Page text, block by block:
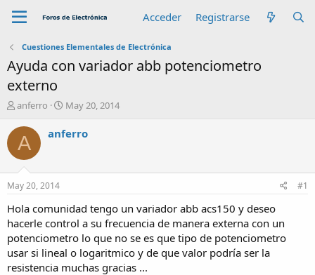
Acceder Registrarse
Cuestiones Elementales de Electrónica
Ayuda con variador abb potenciometro
externo
A
t
o
r
anferro
F
c
n
c
i
o
May 20, 2014
A anferro
May 20, 2014 #1
Hola comunidad tengo un variador abb acs150 y deseo
hacerle control a su frecuencia de manera externa con un
potenciometro lo que no se es que tipo de potenciometro
usar si lineal o logaritmico y de que valor podría ser la
resistencia muchas gracias ...